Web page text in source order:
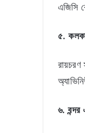
এজিসি
৫.
রায়চরণ
৬. বন্দর